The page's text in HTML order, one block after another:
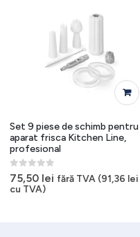
Set 9 piese de schimb pentru
aparat frisca Kitchen Line,
profesional
0out of 5
75,50 lei fără TVA (91,36 lei
cu TVA)